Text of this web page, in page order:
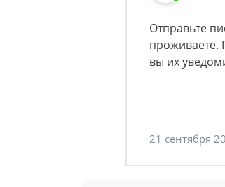
Отправьте
проживаете.
вы их
21 сентября